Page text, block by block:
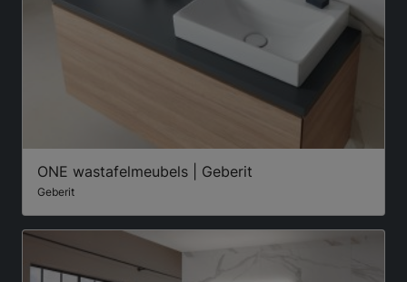
ONE wastafelmeubels | Geberit
Geberit